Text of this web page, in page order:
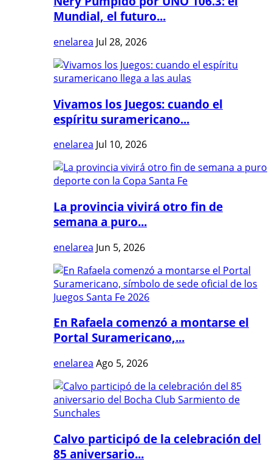
Mundial, el futuro...
enelarea Jul 28, 2026
Vivamos los Juegos: cuando el
espíritu suramericano...
enelarea Jul 10, 2026
La provincia vivirá otro fin de
semana a puro...
enelarea Jun 5, 2026
En Rafaela comenzó a montarse el
Portal Suramericano,...
enelarea Ago 5, 2026
Calvo participó de la celebración del
85 aniversario...